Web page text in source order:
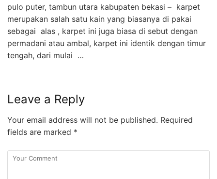
pulo puter, tambun utara kabupaten bekasi – karpet
merupakan salah satu kain yang biasanya di pakai
sebagai alas , karpet ini juga biasa di sebut dengan
permadani atau ambal, karpet ini identik dengan timur
tengah, dari mulai …
Leave a Reply
Your email address will not be published. Required
fields are marked *